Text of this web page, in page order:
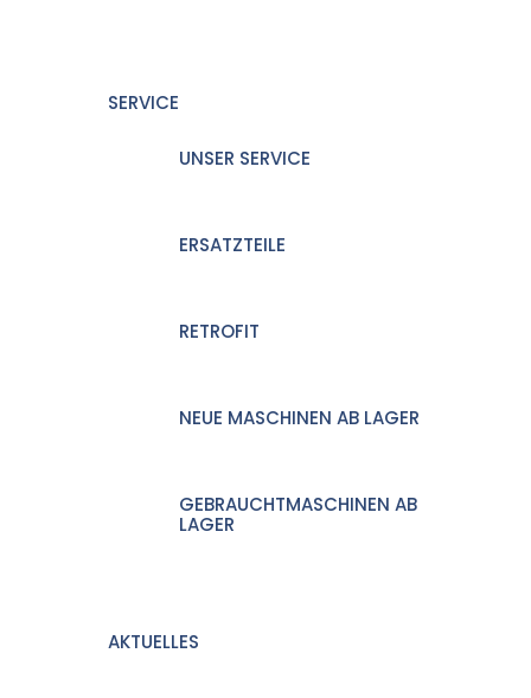
SERVICE
UNSER SERVICE
ERSATZTEILE
RETROFIT
NEUE MASCHINEN AB LAGER
GEBRAUCHTMASCHINEN AB
LAGER
AKTUELLES